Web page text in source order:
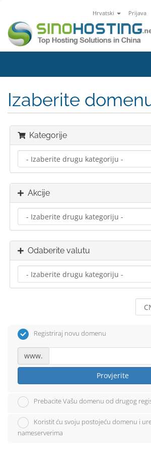
Hrvatski Prijava
Izaberite
Kategorije
Akcije
Odaberite valutu
Registriraj novu domenu
www.
Provjerite
Prebacite Vašu domenu od drugog
Koristit ću svoju postojeću domenu i
nameserverima